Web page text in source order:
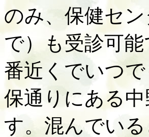
のみ、保健セ
で）も受診可
番近くでいつ
保通りにある
す。混んでい